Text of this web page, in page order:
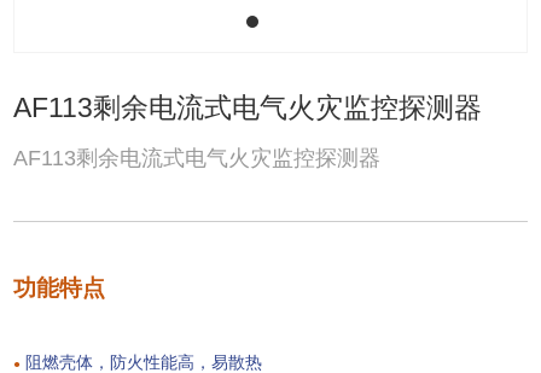
AF113剩余电流式电气火灾监控探测器
AF113剩余电流式电气火灾监控探测器
功能特点
● 阻燃壳体，防火性能高，易散热